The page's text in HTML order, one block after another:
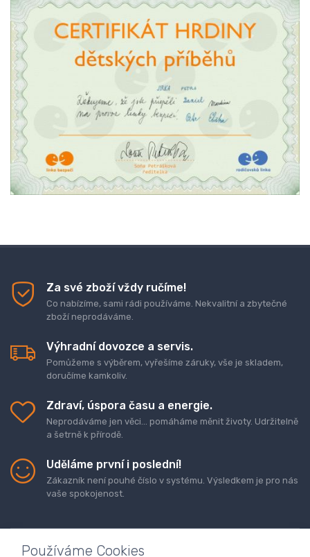
Za své zboží vždy ručíme!
Co nabízíme, sami rádi používáme. Nekvalitní a zbytečné
zboží neprodáváme.
Výhradní dovozce a servis.
Pomůžeme s výběrem, vyřešíme záruky, vše je skladem,
doručíme kamkoliv.
Zdraví, úspora času a energie.
Neprodáváme jen věci... pomáháme měnit životy. Udržitelně
a šetrně k přírodě.
Uděláme první i poslední!
Zákazník není pouhé číslo v systému. Výsledkem je pro nás
vaše spokojenost.
Používáme Cookies